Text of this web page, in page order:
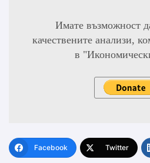
Имате възможност
качествените анализи,
в
Facebook Twitter